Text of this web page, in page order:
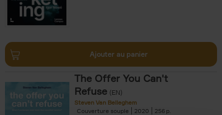
Ajouter au panier
The Offer You Can't
Refuse (EN)
Steven Van Belleghem
Couverture souple
2020 256